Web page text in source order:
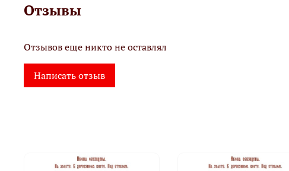
Отзывы
Отзывов еще никто не оставлял
Написать отзыв